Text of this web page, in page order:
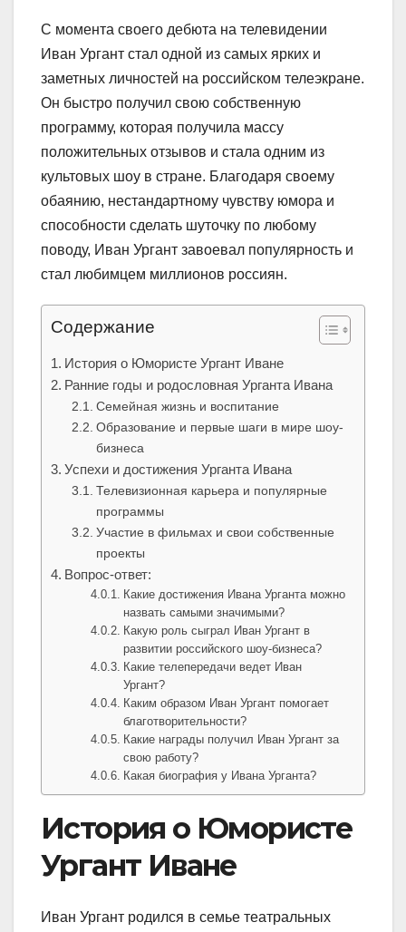
С момента своего дебюта на телевидении
Иван Ургант стал одной из самых ярких и
заметных личностей на российском телеэкране.
Он быстро получил свою собственную
программу, которая получила массу
положительных отзывов и стала одним из
культовых шоу в стране. Благодаря своему
обаянию, нестандартному чувству юмора и
способности сделать шуточку по любому
поводу, Иван Ургант завоевал популярность и
стал любимцем миллионов россиян.
Содержание
История о Юмористе Ургант Иване
Ранние годы и родословная Урганта Ивана
Семейная жизнь и воспитание
Образование и первые шаги в мире шоу-
бизнеса
Успехи и достижения Урганта Ивана
Телевизионная карьера и популярные
программы
Участие в фильмах и свои собственные
проекты
Вопрос-ответ:
Какие достижения Ивана Урганта можно
назвать самыми значимыми?
Какую роль сыграл Иван Ургант в
развитии российского шоу-бизнеса?
Какие телепередачи ведет Иван
Ургант?
Каким образом Иван Ургант помогает
благотворительности?
Какие награды получил Иван Ургант за
свою работу?
Какая биография у Ивана Урганта?
История о Юмористе
Ургант Иване
Иван Ургант родился в семье театральных